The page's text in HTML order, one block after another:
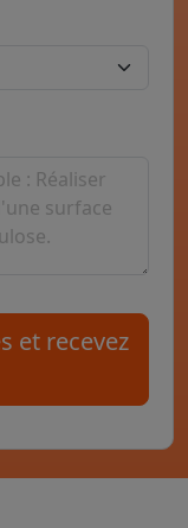
et recevez